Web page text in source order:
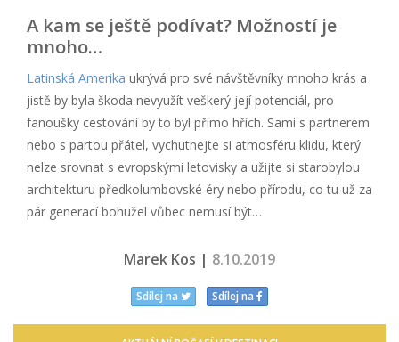
A kam se ještě podívat? Možností je
mnoho…
Latinská Amerika ukrývá pro své návštěvníky mnoho krás a
jistě by byla škoda nevyužít veškerý její potenciál, pro
fanoušky cestování by to byl přímo hřích. Sami s partnerem
nebo s partou přátel, vychutnejte si atmosféru klidu, který
nelze srovnat s evropskými letovisky a užijte si starobylou
architekturu předkolumbovské éry nebo přírodu, co tu už za
pár generací bohužel vůbec nemusí být…
Marek Kos | 8.10.2019
Sdílej na Sdílej na